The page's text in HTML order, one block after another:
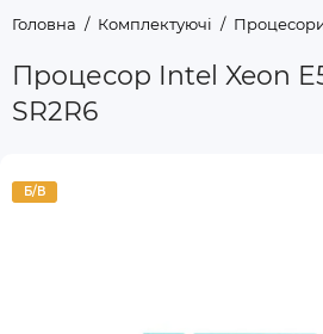
Головна Комплектуючі
Процесор Intel Xeon
SR2R6
Б/В